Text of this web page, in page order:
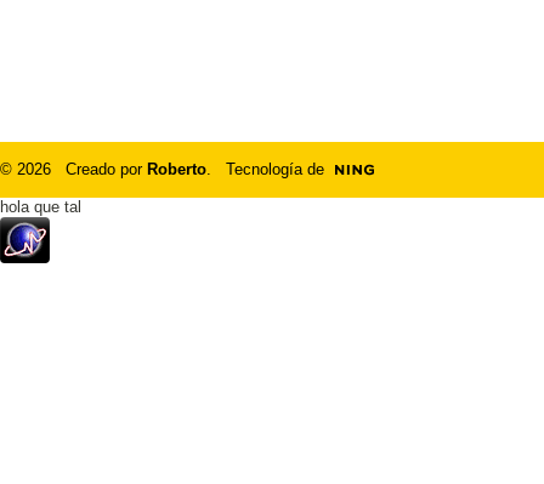
© 2026 Creado por Roberto. Tecnología de
hola que tal